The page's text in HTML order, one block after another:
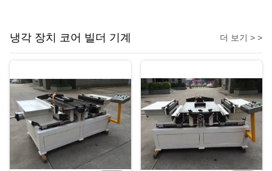
냉각 장치 코어 빌더 기계 더 보기 > >